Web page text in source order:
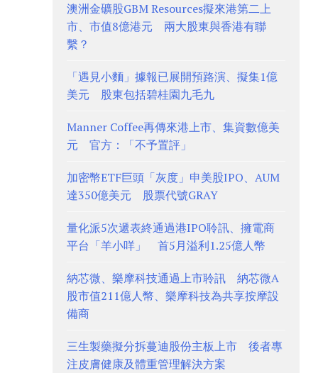
澳洲金礦股GBM Resources擬來港第二上
市、市值8億港元 兩大股東與香港有聯
繫？
「遇見小麵」據報已展開預路演、擬集1億
美元 股東包括碧桂園九毛九
Manner Coffee再傳來港上市、集資數億美
元 官方：「不予置評」
加密幣ETF巨頭「灰度」申美股IPO、AUM
達350億美元 股票代號GRAY
量化派5次遞表終通過港IPO聆訊、擁電商
平台「羊小咩」 首5月溢利1.25億人幣
納芯微、樂摩科技通過上市聆訊 納芯微A
股市值211億人幣、樂摩科技為共享按摩設
備商
三生製藥擬分拆蔓迪股份主板上市 後者專
注皮膚健康及體重管理解決方案